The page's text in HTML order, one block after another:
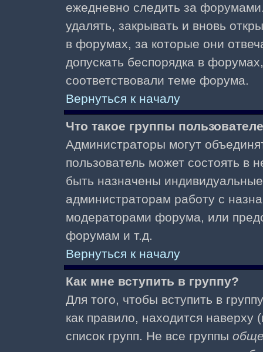
ежедневно следить за
удалять, закрывать и вновь
в форумах, за которые они
допускать беспорядка в
соответствовали теме форума.
Вернуться к началу
Что такое группы
Администраторы могут
пользователь может состоять в
быть назначены
администраторам работу с
модераторами форума, или
форумам и т.д.
Вернуться к началу
Как мне вступить в группу?
Для того, чтобы вступить в
как правило, находится
список групп. Не все группы